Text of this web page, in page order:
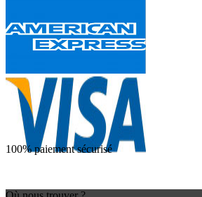
100% paiement sécurisé